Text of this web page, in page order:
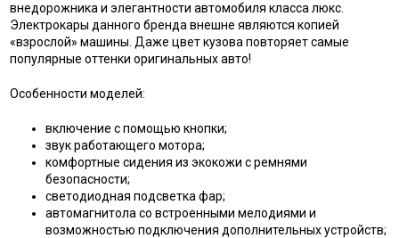
внедорожника и элегантности автомобиля класса люкс.
Электрокары данного бренда внешне являются копией
«взрослой» машины. Даже цвет кузова повторяет самые
популярные оттенки оригинальных авто!
Особенности моделей:
включение с помощью кнопки;
звук работающего мотора;
комфортные сидения из экокожи с ремнями
безопасности;
светодиодная подсветка фар;
автомагнитола со встроенными мелодиями и
возможностью подключения дополнительных устройств;